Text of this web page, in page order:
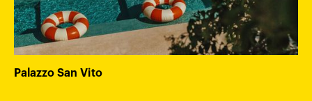
Palazzo San Vito